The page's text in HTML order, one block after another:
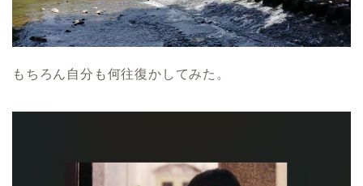
もちろん自分も何往復かしてみた。